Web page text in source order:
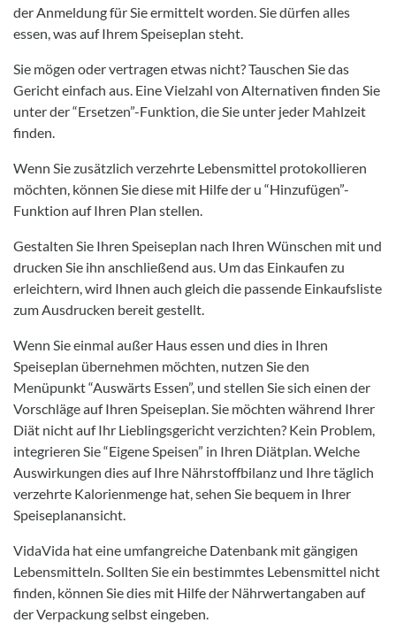
der Anmeldung für Sie ermittelt worden. Sie dürfen alles
essen, was auf Ihrem Speiseplan steht.
Sie mögen oder vertragen etwas nicht? Tauschen Sie das
Gericht einfach aus. Eine Vielzahl von Alternativen finden Sie
unter der “Ersetzen”-Funktion, die Sie unter jeder Mahlzeit
finden.
Wenn Sie zusätzlich verzehrte Lebensmittel protokollieren
möchten, können Sie diese mit Hilfe der u “Hinzufügen”-
Funktion auf Ihren Plan stellen.
Gestalten Sie Ihren Speiseplan nach Ihren Wünschen mit und
drucken Sie ihn anschließend aus. Um das Einkaufen zu
erleichtern, wird Ihnen auch gleich die passende Einkaufsliste
zum Ausdrucken bereit gestellt.
Wenn Sie einmal außer Haus essen und dies in Ihren
Speiseplan übernehmen möchten, nutzen Sie den
Menüpunkt “Auswärts Essen”, und stellen Sie sich einen der
Vorschläge auf Ihren Speiseplan. Sie möchten während Ihrer
Diät nicht auf Ihr Lieblingsgericht verzichten? Kein Problem,
integrieren Sie “Eigene Speisen” in Ihren Diätplan. Welche
Auswirkungen dies auf Ihre Nährstoffbilanz und Ihre täglich
verzehrte Kalorienmenge hat, sehen Sie bequem in Ihrer
Speiseplanansicht.
VidaVida hat eine umfangreiche Datenbank mit gängigen
Lebensmitteln. Sollten Sie ein bestimmtes Lebensmittel nicht
finden, können Sie dies mit Hilfe der Nährwertangaben auf
der Verpackung selbst eingeben.